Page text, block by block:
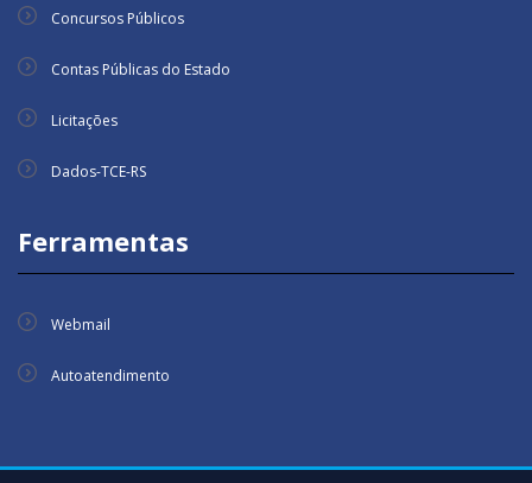
Concursos Públicos
Contas Públicas do Estado
Licitações
Dados-TCE-RS
Ferramentas
Webmail
Autoatendimento